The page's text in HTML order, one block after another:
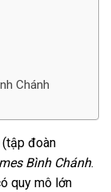
Chánh
(tập đoàn
Bình Chánh.
quy mô lớn